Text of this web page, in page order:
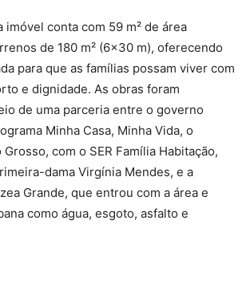
imóvel conta com 59 m² de área
de 180 m² (6×30 m), oferecendo
para que as famílias possam viver com
e dignidade. As obras foram
de uma parceria entre o governo
Minha Casa, Minha Vida, o
com o SER Família Habitação,
dama Virgínia Mendes, e a
Grande, que entrou com a área e
como água, esgoto, asfalto e